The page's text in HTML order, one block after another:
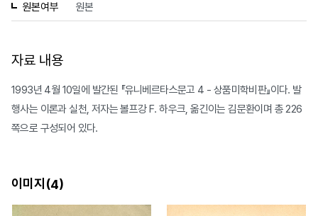
원본여부 원본
자료 내용
1993년 4월 10일에 발간된 『유니베르타스문고 4 - 상품미학비판』이다. 발
행사는 이론과 실천, 저자는 볼프강 F. 하우크, 옮긴이는 김문환이며 총 226
쪽으로 구성되어 있다.
이미지(4)